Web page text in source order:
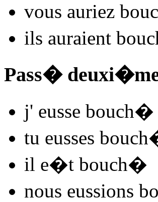
vous auriez
ils auraient
Pass�
j' eusse bouch�
tu eusses bouch
il e�t bouch�
nous eussions